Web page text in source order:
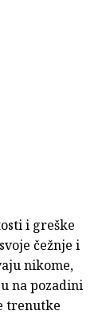
i greške
čežnje i
nikome,
na pozadini
trenutke